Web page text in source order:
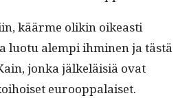
käärme olikin oikeasti
luo­tu alem­pi ihmi­nen ja tästä
jon­ka jälkeläisiä ovat
euroop­palaiset.